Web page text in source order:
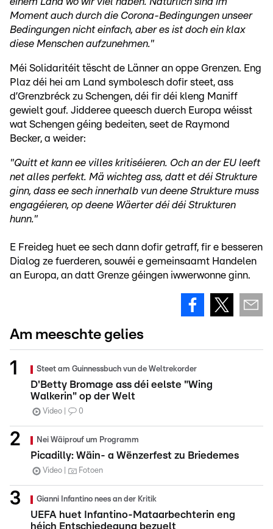
Moment auch durch die Corona-Bedingungen unseer
Bedingungen nicht einfach, aber es ist doch ein klax
diese Menschen aufzunehmen."
Méi Solidaritéit tëscht de Länner an oppe Grenzen. Eng
Plaz déi hei am Land symbolesch dofir steet, ass
d’Grenzbréck zu Schengen, déi fir déi kleng Maniff
gewielt gouf. Jidderee queesch duerch Europa wéisst
wat Schengen géing bedeiten, seet de Raymond
Becker, a weider:
"Quitt et kann ee villes kritiséieren. Och an der EU leeft
net alles perfekt. Mä wichteg ass, datt et déi Strukture
ginn, dass ee sech innerhalb vun deene Strukture muss
engagéieren, op deene Wäerter déi déi Strukturen
hunn."
E Freideg huet ee sech dann dofir getraff, fir e besseren
Dialog ze fuerderen, souwéi e gemeinsaamt Handelen
an Europa, an datt Grenze géingen iwwerwonne ginn.
Am meeschte gelies
Steet am Guinnessbuch vun de Weltrekorder
D'Betty Bromage ass déi eelste "Wing
Walkerin" op der Welt
Video 0
Nei Wäiprouf um Programm
Picadilly: Wäin- a Wënzerfest zu Briedemes
Video Fotoen
Gianni Infantino nees an der Kritik
UEFA huet Infantino-Mataarbechterin eng
héich Entschiedegung bezuelt